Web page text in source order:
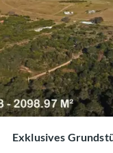
Exklusives